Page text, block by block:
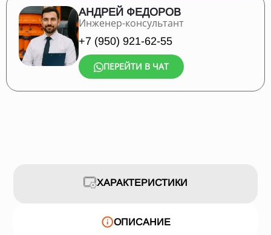
АНДРЕЙ ФЕДОРОВ
Инженер-консультант
+7 (950) 921-62-55
ПЕРЕЙТИ В ЧАТ
ХАРАКТЕРИСТИКИ
ОПИСАНИЕ